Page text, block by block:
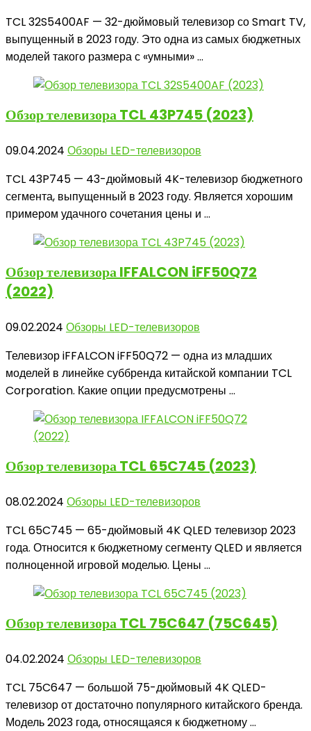
TCL 32S5400AF — 32-дюймовый телевизор со Smart TV,
выпущенный в 2023 году. Это одна из самых бюджетных
моделей такого размера с «умными» ...
Обзор телевизораTCL 43P745 (2023)
09.04.2024 Обзоры LED-телевизоров
TCL 43P745 — 43-дюймовый 4K-телевизор бюджетного
сегмента, выпущенный в 2023 году. Является хорошим
примером удачного сочетания цены и ...
Обзор телевизораIFFALCON iFF50Q72
(2022)
09.02.2024 Обзоры LED-телевизоров
Телевизор iFFALCON iFF50Q72 — одна из младших
моделей в линейке суббренда китайской компании TCL
Corporation. Какие опции предусмотрены ...
Обзор телевизораTCL 65C745 (2023)
08.02.2024 Обзоры LED-телевизоров
TCL 65C745 — 65-дюймовый 4K QLED телевизор 2023
года. Относится к бюджетному сегменту QLED и является
полноценной игровой моделью. Цены ...
Обзор телевизораTCL 75C647 (75C645)
04.02.2024 Обзоры LED-телевизоров
TCL 75C647 — большой 75-дюймовый 4K QLED-
телевизор от достаточно популярного китайского бренда.
Модель 2023 года, относящаяся к бюджетному ...